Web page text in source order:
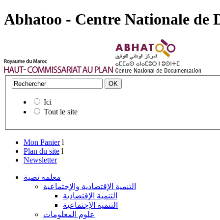
Abhatoo - Centre Nationale de
Ici
Tout le site
Mon Panier l
Plan du site l
Newsletter
معلمة نصية
التنمية الإقتصادية والإجتماعية
التنمية الإقتصادية
التنمية الإجتماعية
علوم المعلومات